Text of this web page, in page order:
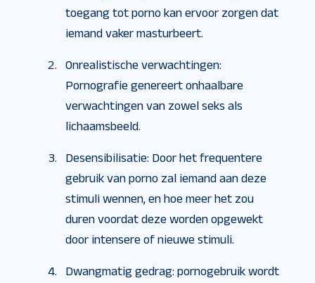
toegang tot porno kan ervoor zorgen dat
iemand vaker masturbeert.
Onrealistische verwachtingen:
Pornografie genereert onhaalbare
verwachtingen van zowel seks als
lichaamsbeeld.
Desensibilisatie: Door het frequentere
gebruik van porno zal iemand aan deze
stimuli wennen, en hoe meer het zou
duren voordat deze worden opgewekt
door intensere of nieuwe stimuli.
Dwangmatig gedrag: pornogebruik wordt